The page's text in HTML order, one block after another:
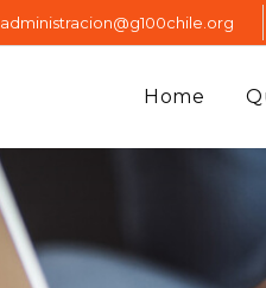
administracion@g100chile.org
Home